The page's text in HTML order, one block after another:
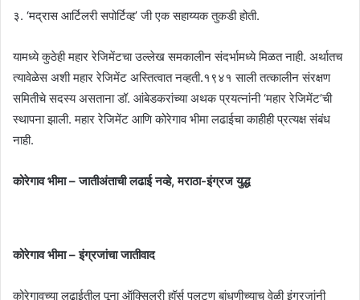
३. ‘मद्रास आर्टिलरी सपोर्टिव्ह’ जी एक सहाय्यक तुकडी होती.
यामध्ये कुठेही महार रेजिमेंटचा उल्लेख समकालीन संदर्भामध्ये मिळत नाही. अर्थातच
त्यावेळेस अशी महार रेजिमेंट अस्तित्वात नव्हती.१९४१ साली तत्कालीन संरक्षण
समितीचे सदस्य असताना डॉ. आंबेडकरांच्या अथक प्रयत्नांनी ‘महार रेजिमेंट’ची
स्थापना झाली. महार रेजिमेंट आणि कोरेगाव भीमा लढाईचा काहीही प्रत्यक्ष संबंध
नाही.
कोरेगाव भीमा – जातीअंताची लढाई नव्हे, मराठा-इंग्रज युद्ध
कोरेगाव भीमा – इंग्रजांचा जातीवाद
कोरेगावच्या लढाईतील पूना ऑक्सिलरी हॉर्स पलटण बांधणीच्याच वेळी इंग्रजांनी